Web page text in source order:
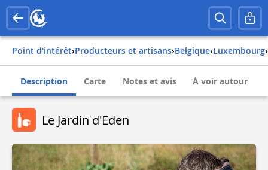
Point d'intérêt› Producteurs et artisans› belgique› luxembourg›
Description Carte Notes et avis À voir autour
Le Jardin d'Eden